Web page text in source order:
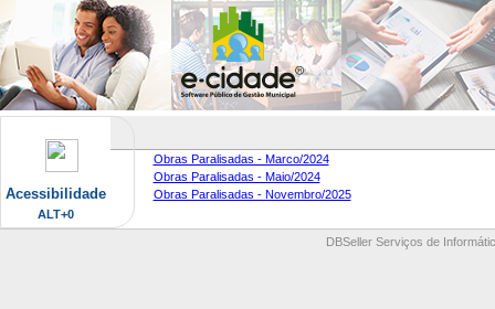
Acessibilidade
ALT+0
Obras Paralisadas - Marco/2024
Obras Paralisadas - Maio/2024
Obras Paralisadas - Novembro/2025
DBSeller Serviços de